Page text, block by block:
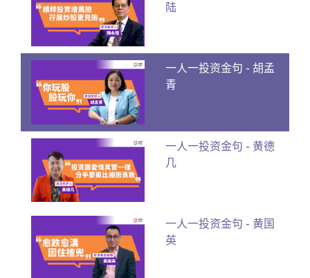
陆
一人一投资金句 - 胡孟
青
一人一投资金句 - 黄德
几
一人一投资金句 - 黄国
英